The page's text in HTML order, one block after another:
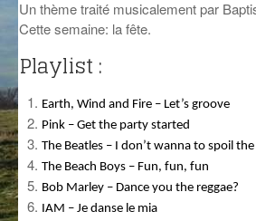
IL ÉTAIT UNE FOIS
LA FABRIK POÉTIK
LA MINUTE LITTÉRAIRE
LA SOUTERRAINE
Un thème traité musicalement par
Cette semaine: la fête.
Playlist :
Earth, Wind and Fire – Let’s groove
Pink – Get the party started
The Beatles – I don’t wanna to spoil
The Beach Boys – Fun, fun, fun
Bob Marley – Dance you the reggae?
IAM – Je danse le mia